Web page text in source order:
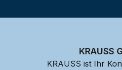
KRAUSS
KRAUSS ist Ihr